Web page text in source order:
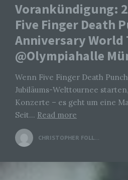
Vorankündigung:
Five Finger Death
Anniversary World
@Olympiahalle
Wenn Five Finger Death
Jubiläums-Welttournee
Konzerte – es geht um eine
Seit… Read more
CHRISTOPHER FOLLRICH